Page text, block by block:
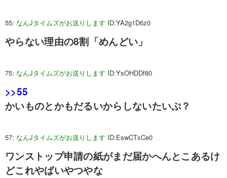
55: なんJタイムズがお送りします ID:YA2g1D6z0
やらない理由の8割「めんどい」
75: なんJタイムズがお送りします ID:YsOHDDf80
>>55
かいものとかもだるいからしないたいぷ？
57: なんJタイムズがお送りします ID:EswCTxCe0
ワンストップ申請の紙がまだ届かへんとこあるけ
どこれやばいやつやな